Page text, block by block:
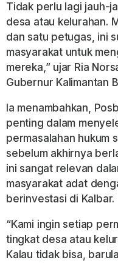
Tidak perlu lagi jauh-
desa atau kelurahan.
dan satu petugas, ini
masyarakat untuk
mereka,” ujar Ria
Gubernur Kalimantan
Ia menambahkan,
penting dalam
permasalahan hukum
sebelum akhirnya
ini sangat relevan
masyarakat adat
berinvestasi di Kalbar.
“Kami ingin setiap
tingkat desa atau
Kalau tidak bisa,